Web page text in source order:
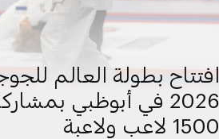
افتتاح بطولة العالم
2026 في أبوظبي
1500 لاعب ولاعبة